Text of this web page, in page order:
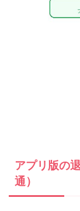
アプリ版の
通）